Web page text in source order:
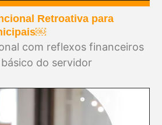
Retroativa para
com reflexos financeiros
do servidor